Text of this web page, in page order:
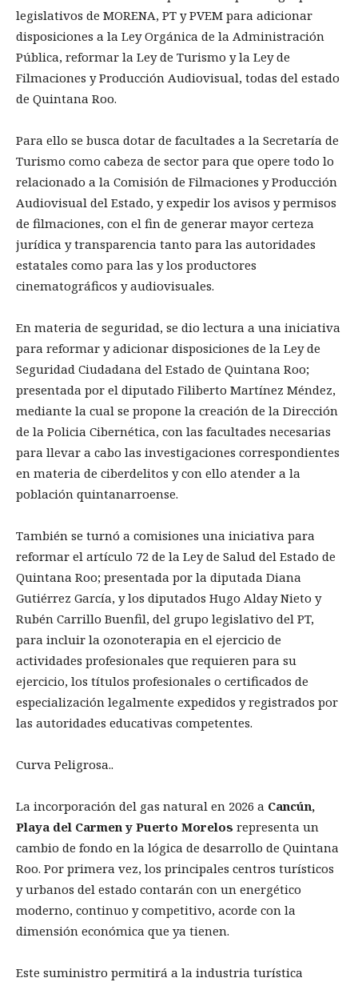
legislativos de MORENA, PT y PVEM para adicionar
disposiciones a la Ley Orgánica de la Administración
Pública, reformar la Ley de Turismo y la Ley de
Filmaciones y Producción Audiovisual, todas del estado
de Quintana Roo.
Para ello se busca dotar de facultades a la Secretaría de
Turismo como cabeza de sector para que opere todo lo
relacionado a la Comisión de Filmaciones y Producción
Audiovisual del Estado, y expedir los avisos y permisos
de filmaciones, con el fin de generar mayor certeza
jurídica y transparencia tanto para las autoridades
estatales como para las y los productores
cinematográficos y audiovisuales.
En materia de seguridad, se dio lectura a una iniciativa
para reformar y adicionar disposiciones de la Ley de
Seguridad Ciudadana del Estado de Quintana Roo;
presentada por el diputado Filiberto Martínez Méndez,
mediante la cual se propone la creación de la Dirección
de la Policia Cibernética, con las facultades necesarias
para llevar a cabo las investigaciones correspondientes
en materia de ciberdelitos y con ello atender a la
población quintanarroense.
También se turnó a comisiones una iniciativa para
reformar el artículo 72 de la Ley de Salud del Estado de
Quintana Roo; presentada por la diputada Diana
Gutiérrez García, y los diputados Hugo Alday Nieto y
Rubén Carrillo Buenfil, del grupo legislativo del PT,
para incluir la ozonoterapia en el ejercicio de
actividades profesionales que requieren para su
ejercicio, los títulos profesionales o certificados de
especialización legalmente expedidos y registrados por
las autoridades educativas competentes.
Curva Peligrosa..
La incorporación del gas natural en 2026 a Cancún,
Playa del Carmen y Puerto Morelos representa un
cambio de fondo en la lógica de desarrollo de Quintana
Roo. Por primera vez, los principales centros turísticos
y urbanos del estado contarán con un energético
moderno, continuo y competitivo, acorde con la
dimensión económica que ya tienen.
Este suministro permitirá a la industria turística